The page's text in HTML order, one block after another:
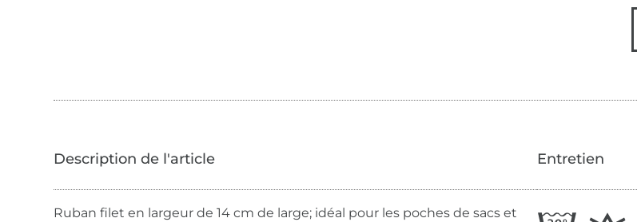
Ruban filet en largeur de 14 cm de large; idéal pour les poches de sacs et
Entretien